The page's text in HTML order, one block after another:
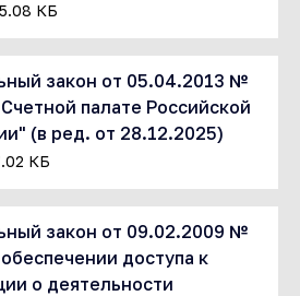
КБ
закон от 05.04.2013 №
палате Российской
(в ред. от 28.12.2025)
КБ
закон от 09.02.2009 №
доступа к
о деятельности